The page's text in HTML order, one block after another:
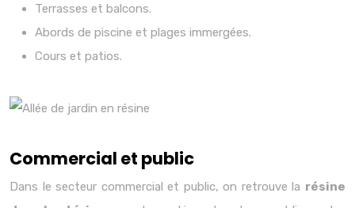
Terrasses et balcons.
Abords de piscine et plages immergées.
Cours et patios.
Commercial et public
Dans le secteur commercial et public, on retrouve la résine